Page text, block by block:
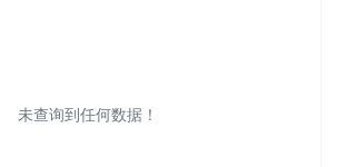
未查询到任何数据！